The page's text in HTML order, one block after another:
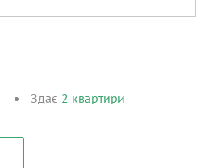
Здає 2 квартири